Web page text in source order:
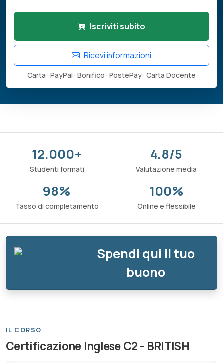
Iscriviti subito
Ricevi informazioni
Carta · PayPal · Bonifico · PostePay · Carta Docente
12.000+
Studenti formati
4.8/5
Valutazione media
98%
Tasso di completamento
100%
Online e flessibile
Spendi qui il tuo
buono
IL CORSO
Certificazione Inglese C2 - BRITISH